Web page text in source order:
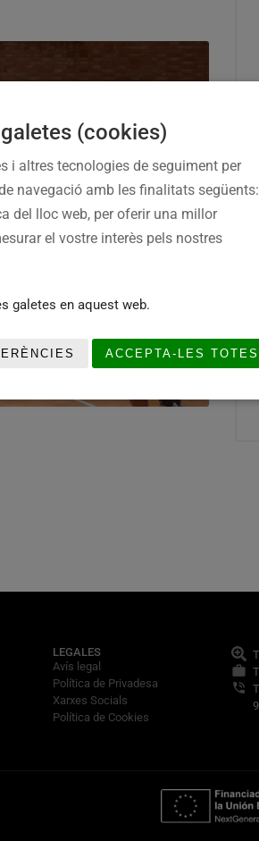
LEGALES
Avís legal
Política de Privadesa
Xarxes Socials
Política de Cookies
(cookies)
i altres tecnologies de seguiment per
navegació amb les finalitats
del lloc web, per oferir una millor
el vostre interès pels nostres
galetes en aquest web.
ACCEPTA-LES TOTES